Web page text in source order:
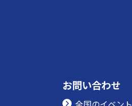
お問い合わせ